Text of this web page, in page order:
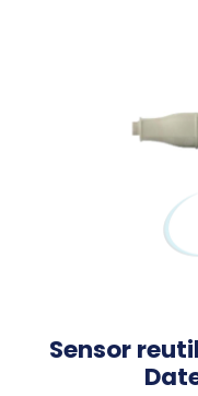
Sensor